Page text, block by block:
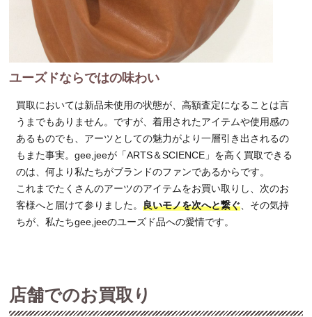
ユーズドならではの味わい
買取においては新品未使用の状態が、高額査定になることは言
うまでもありません。ですが、着用されたアイテムや使用感の
あるものでも、アーツとしての魅力がより一層引き出されるの
もまた事実。gee,jeeが「ARTS＆SCIENCE」を高く買取できる
のは、何より私たちがブランドのファンであるからです。
これまでたくさんのアーツのアイテムをお買い取りし、次のお
客様へと届けて参りました。良いモノを次へと繋ぐ、その気持
ちが、私たちgee,jeeのユーズド品への愛情です。
店舗でのお買取り